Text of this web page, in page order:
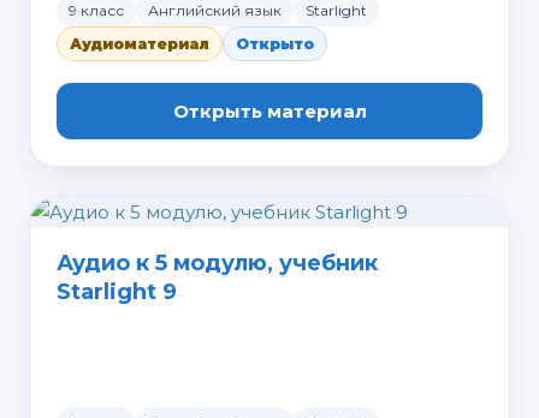
9 класс Английский язык
Starlight
Аудиоматериал
Открыто
Открыть материал
Аудио к 5 модулю, учебник
Starlight 9